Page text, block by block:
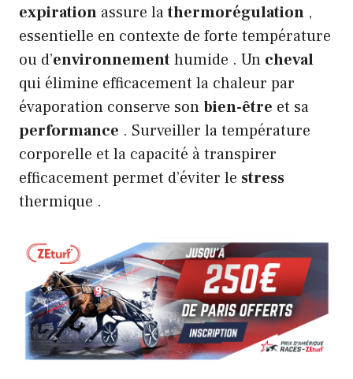
expiration assure lathermorégulation ,
essentielle en contexte de forte température
ou d’environnementhumide . Un cheval
qui élimine efficacement la chaleur par
évaporation conserve sonbien-être et sa
performance . Surveiller la température
corporelle et la capacité à transpirer
efficacement permet d’éviter le stress
thermique .